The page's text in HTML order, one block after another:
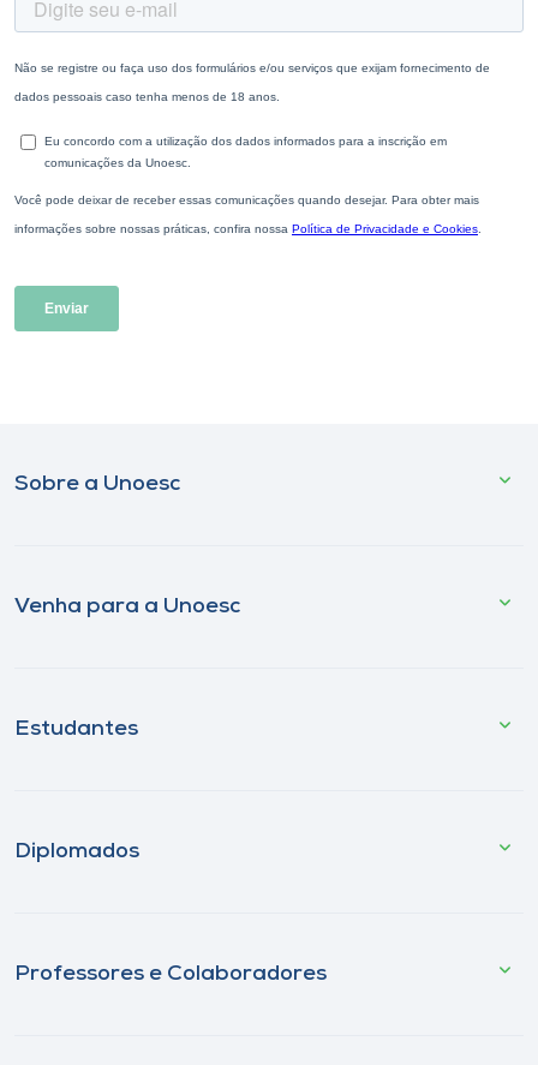
Sobre a Unoesc
Venha para a Unoesc
Estudantes
Diplomados
Professores e Colaboradores